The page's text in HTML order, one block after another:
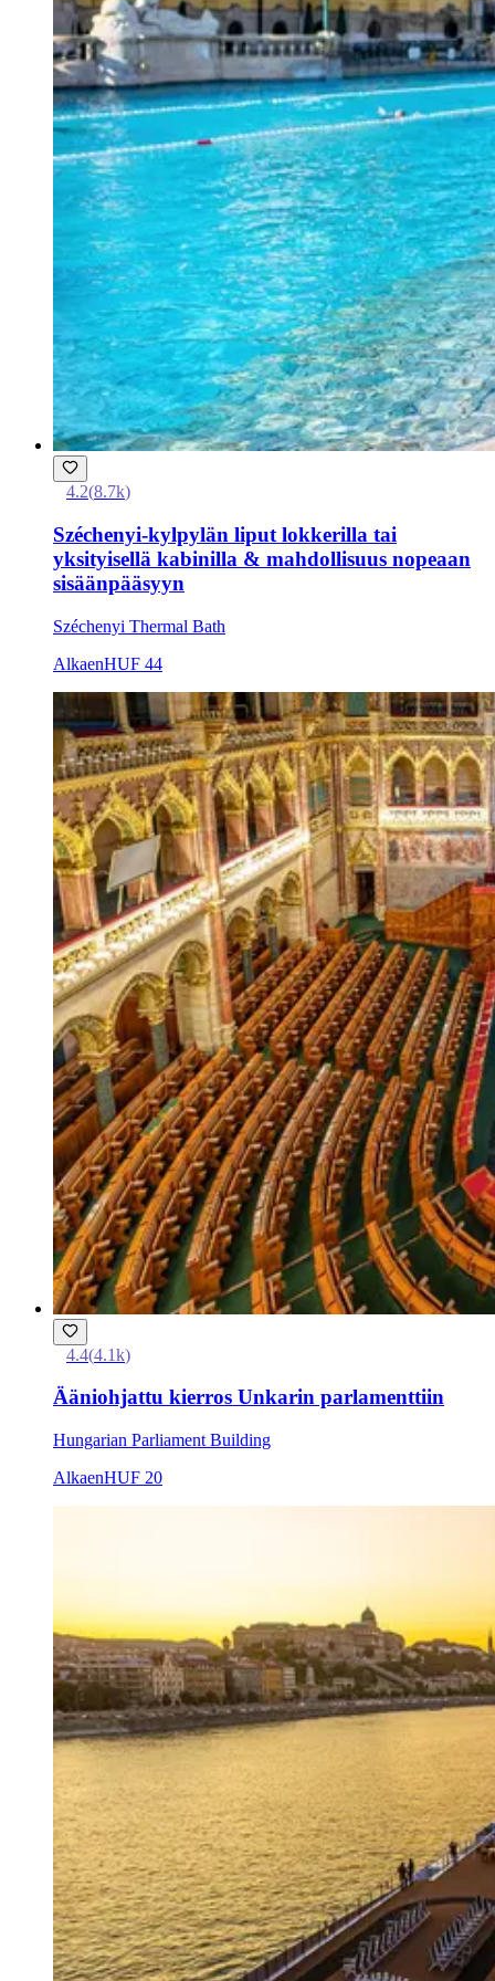
4.2(8.7k)
Széchenyi-kylpylän liput lokkerilla tai
yksityisellä kabinilla & mahdollisuus nopeaan
sisäänpääsyyn
Széchenyi Thermal Bath
AlkaenHUF 44
4.4(4.1k)
Ääniohjattu kierros Unkarin parlamenttiin
Hungarian Parliament Building
AlkaenHUF 20